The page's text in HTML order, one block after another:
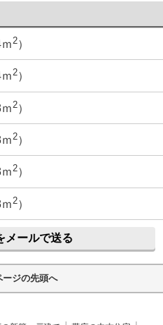
2）
2）
2）
2）
2）
2）
メールで送る
ージの先頭へ